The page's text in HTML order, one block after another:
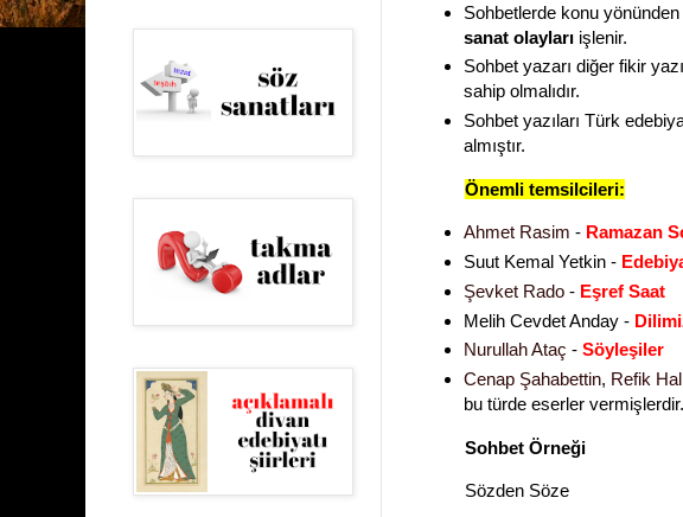
Sohbetlerde konu
sanat olaylarıişlenir.
Sohbet yazarı diğer fikir
sahip olmalıdır.
Sohbet yazıları Türk
almıştır.
Önemli temsilcileri:
Ahmet Rasim - Ramazan
Suut Kemal Yetkin -
Şevket Rado- Eşref Saat
Melih Cevdet Anday -
Nurullah Ataç - Söyleşiler
Cenap Şahabettin, Refik
bu türde eserler vermişlerdir.
Sohbet Örneği
Sözden Söze